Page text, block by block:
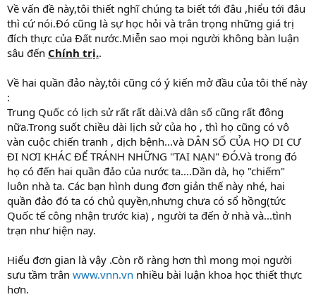
Về vấn đề này,tôi thiết nghĩ chúng ta biết tới đâu ,hiểu tới đâu
thì cứ nói.Đó cũng là sự học hỏi và trân trọng những giá trị
đích thực của Đất nước.Miễn sao mọi người không bàn luận
sâu đến Chính trị..
Về hai quần đảo này,tôi cũng có ý kiến mở đầu của tôi thế này
:
Trung Quốc có lịch sử rất rất dài.Và dân số cũng rất đông
nữa.Trong suốt chiều dài lịch sử của họ , thì họ cũng có vô
vàn cuộc chiến tranh , dịch bệnh...và DÂN SỐ CỦA HỌ DI CƯ
ĐI NƠI KHÁC ĐỂ TRÁNH NHỮNG "TAI NẠN" ĐÓ.Và trong đó
họ có đến hai quần đảo của nước ta....Dần dà, họ "chiếm"
luôn nhà ta. Các bạn hình dung đơn giản thế này nhé, hai
quần đảo đó ta có chủ quyền,nhưng chưa có sổ hồng(tức
Quốc tế công nhận trước kia) , người ta đến ở nhà và...tình
trạn như hiện nay.
Hiểu đơn gian là vậy .Còn rõ ràng hơn thì mong mọi người
sưu tầm trân www.vnn.vn nhiều bài luận khoa học thiết thực
hơn.